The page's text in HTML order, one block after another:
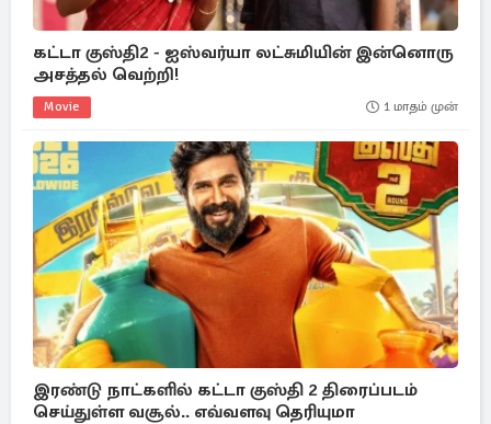
கட்டா குஸ்தி2 - ஐஸ்வர்யா லட்சுமியின் இன்னொரு
அசத்தல் வெற்றி!
Movie 1 மாதம் முன்
இரண்டு நாட்களில் கட்டா குஸ்தி 2 திரைப்படம்
செய்துள்ள வசூல்.. எவ்வளவு தெரியுமா